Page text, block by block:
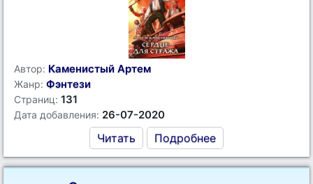
Автор: Каменистый Артем
Жанр: Фэнтези
Страниц: 131
Дата добавления: 26-07-2020
Читать Подробнее